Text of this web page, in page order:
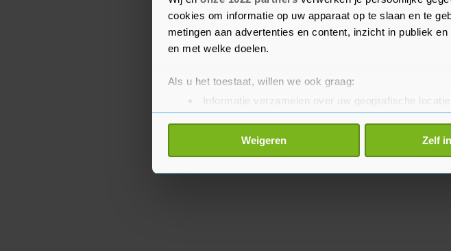
cookies om informatie op uw apparaat op te slaan en te
metingen aan advertenties en content, inzicht in publiek
en met welke doelen.
Als u het toestaat, willen we ook graag:
Informatie verzamelen over uw geografische
Uw apparaat identificeren door het actief te
Lees meer over hoe uw persoonlijke gegevens worden
toestemming op elk moment wijzigen of intrekken in de
Weigeren Zelf
hoofd.